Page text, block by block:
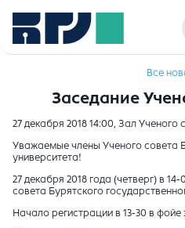
Все
Заседание
27 декабря 2018 14:00, Зал Ученого
Уважаемые члены Ученого совета
университета!
27 декабря 2018 года (четверг) в
совета Бурятского
Начало регистрации в 13-30 в